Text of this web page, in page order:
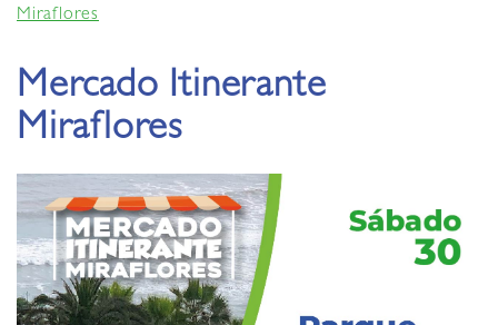
Miraflores
Mercado Itinerante
Miraflores